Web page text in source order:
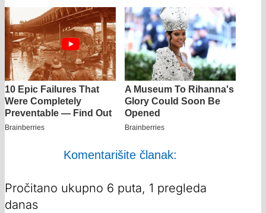
Komentarišite članak:
Pročitano ukupno 6 puta, 1 pregleda
danas